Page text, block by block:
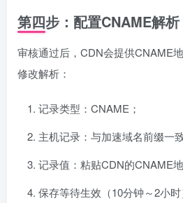
第四步：配置CNAME解析
审核通过后，CDN会提供CNAME
修改解析：
记录类型：CNAME；
主机记录：与加速域名前缀一
记录值：粘贴CDN的CNAME地
保存等待生效（10分钟～2小时